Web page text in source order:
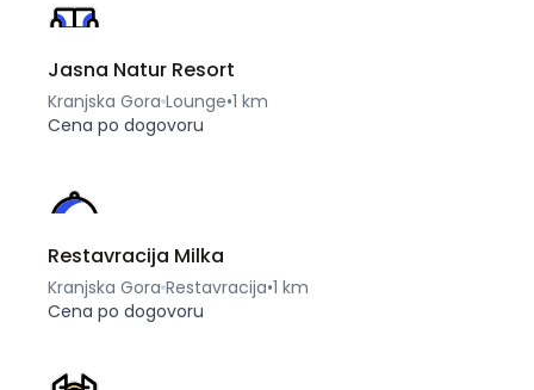
Jasna Natur Resort
Kranjska Gora Lounge•1 km
Cena po dogovoru
Restavracija Milka
Kranjska Gora Restavracija•1 km
Cena po dogovoru